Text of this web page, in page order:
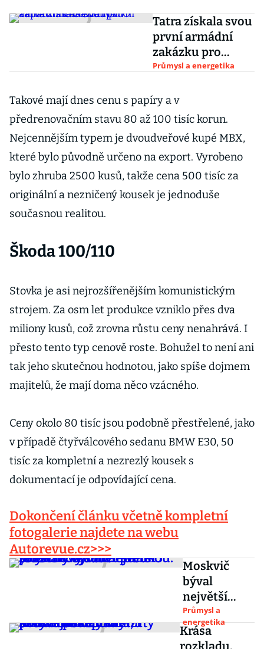
Tatra získala svou
první armádní
zakázku pro
západního člena
Průmysl a energetika
Takové mají dnes cenu s papíry a v
předrenovačním stavu 80 až 100 tisíc korun.
Nejcennějším typem je dvoudveřové kupé MBX,
které bylo původně určeno na export. Vyrobeno
bylo zhruba 2500 kusů, takže cena 500 tisíc za
originální a nezničený kousek je jednoduše
současnou realitou.
Škoda 100/110
Stovka je asi nejrozšířenějším komunistickým
strojem. Za osm let produkce vzniklo přes dva
miliony kusů, což zrovna růstu ceny nenahrává. I
přesto tento typ cenově roste. Bohužel to není ani
tak jeho skutečnou hodnotou, jako spíše dojmem
majitelů, že mají doma něco vzácného.
Ceny okolo 80 tisíc jsou podobně přestřelené, jako
v případě čtyřválcového sedanu BMW E30, 50
tisíc za kompletní a nezrezlý kousek s
dokumentací je odpovídající cena.
Dokončení článku včetně kompletní
fotogalerie najdete na webu
Autorevue.cz>>>
Moskvič
býval
největší
sovětskou
automobilk
ou.
Průmysl a
energetika
Krása
rozkladu.